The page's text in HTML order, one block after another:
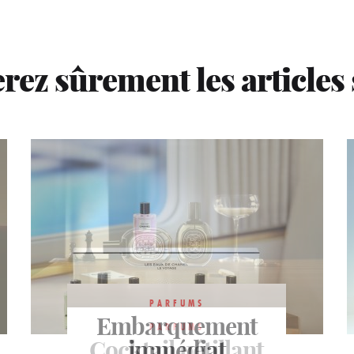
sûrement les
PARFUMS
PARFUMS
Embarquement
PARFUMS